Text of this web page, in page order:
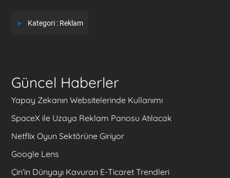
Kategori : Reklam
Güncel Haberler
Yapay Zekanın Websitelerinde Kullanımı
SpaceX ile Uzaya Reklam Panosu Atılacak
Netflix Oyun Sektörüne Giriyor
Google Lens
Çin’in Dünyayı Kavuran E-Ticaret Trendleri